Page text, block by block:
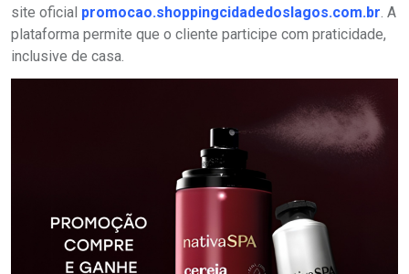
site oficial promocao.shoppingcidadedoslagos.com.br. A
plataforma permite que o cliente participe com praticidade,
inclusive de casa.